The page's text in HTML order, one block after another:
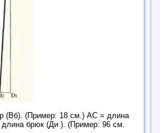
(Вб). (Пример: 18 см.) АС = длина
брюк (Ди ). (Пример: 96 см.